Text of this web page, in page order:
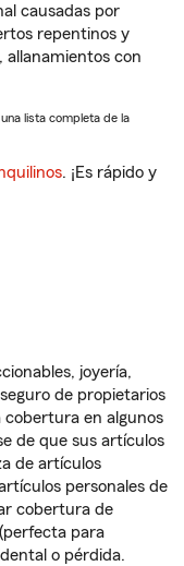
causadas por
repentinos y
allanamientos con
lista completa de la
. ¡Es rápido y
joyería,
de propietarios
cobertura en algunos
de que sus artículos
de artículos
personales de
cobertura de
para
o pérdida.